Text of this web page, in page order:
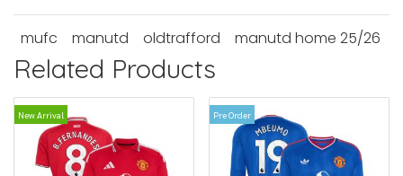
mufc manutd oldtrafford manutd home 25/26
Related Products
New Arrival Pre Order